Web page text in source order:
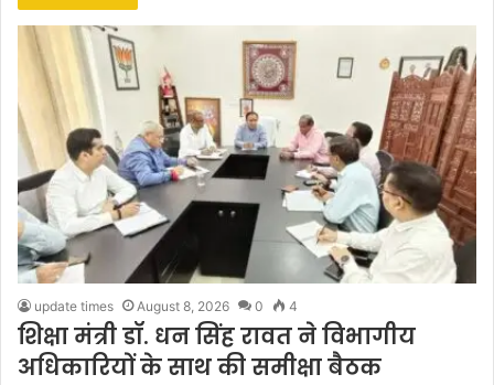
update times August 8, 2026 0 4
शिक्षा मंत्री डॉ. धन सिंह रावत ने विभागीय
अधिकारियों के साथ की समीक्षा बैठक